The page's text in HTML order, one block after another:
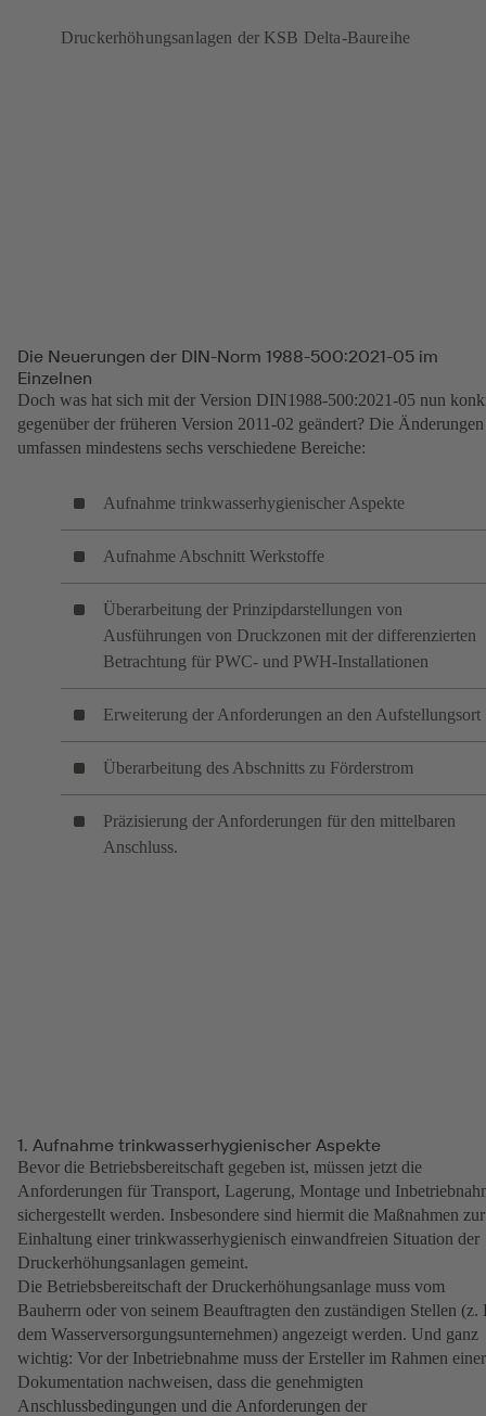
Druckerhöhungsanlagen der KSB Delta-Baureihe
Die Neuerungen der DIN-Norm 1988-500:2021-05 im
Einzelnen
Doch was hat sich mit der Version DIN1988-500:2021-05 nun
gegenüber der früheren Version 2011-02 geändert? Die Änderungen
umfassen mindestens sechs verschiedene Bereiche:
Aufnahme trinkwasserhygienischer Aspekte
Aufnahme Abschnitt Werkstoffe
Überarbeitung der Prinzipdarstellungen von
Ausführungen von Druckzonen mit der differenzierten
Betrachtung für PWC- und PWH-Installationen
Erweiterung der Anforderungen an den Aufstellungsort
Überarbeitung des Abschnitts zu Förderstrom
Präzisierung der Anforderungen für den mittelbaren
Anschluss.
1. Aufnahme trinkwasserhygienischer Aspekte
Bevor die Betriebsbereitschaft gegeben ist, müssen jetzt die
Anforderungen für Transport, Lagerung, Montage und
sichergestellt werden. Insbesondere sind hiermit die Maßnahmen zur
Einhaltung einer trinkwasserhygienisch einwandfreien Situation der
Druckerhöhungsanlagen gemeint.
Die Betriebsbereitschaft der Druckerhöhungsanlage muss vom
Bauherrn oder von seinem Beauftragten den zuständigen Stellen (z.
dem Wasserversorgungsunternehmen) angezeigt werden. Und ganz
wichtig: Vor der Inbetriebnahme muss der Ersteller im Rahmen einer
Dokumentation nachweisen, dass die genehmigten
Anschlussbedingungen und die Anforderungen der